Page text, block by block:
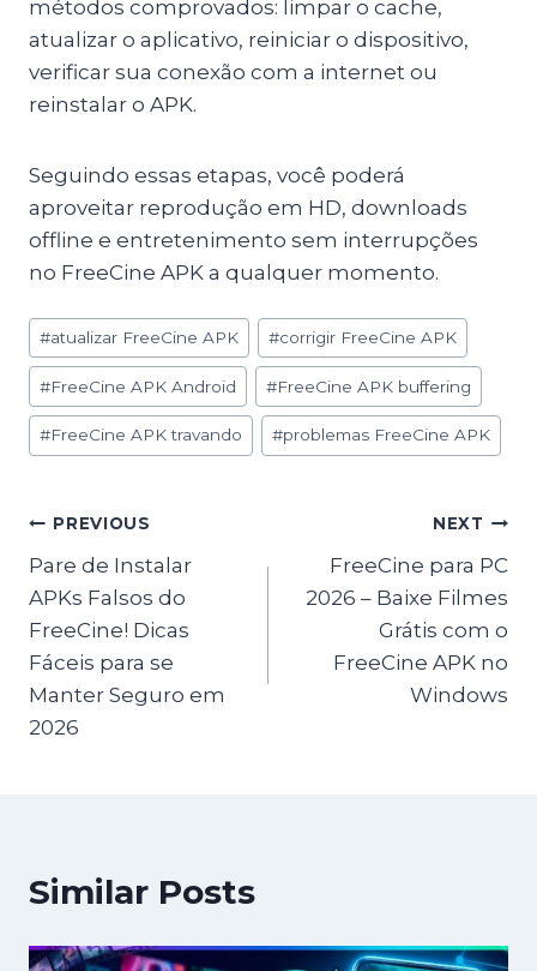
métodos comprovados: limpar o cache,
atualizar o aplicativo, reiniciar o dispositivo,
verificar sua conexão com a internet ou
reinstalar o APK.
Seguindo essas etapas, você poderá
aproveitar reprodução em HD, downloads
offline e entretenimento sem interrupções
no FreeCine APK a qualquer momento.
Post
Tags:
#atualizar FreeCine APK #corrigir FreeCine APK
#FreeCine APK Android #FreeCine APK buffering
#FreeCine APK travando #problemas FreeCine APK
Post
navigation
PREVIOUS
Pare de Instalar
APKs Falsos do
FreeCine! Dicas
Fáceis para se
Manter Seguro em
2026
NEXT
FreeCine para PC
2026 – Baixe Filmes
Grátis com o
FreeCine APK no
Windows
Similar Posts